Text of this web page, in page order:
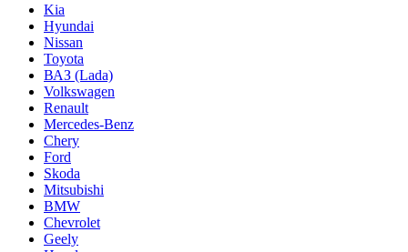
Kia
Hyundai
Nissan
Toyota
ВАЗ (Lada)
Volkswagen
Renault
Mercedes-Benz
Chery
Ford
Skoda
Mitsubishi
BMW
Chevrolet
Geely